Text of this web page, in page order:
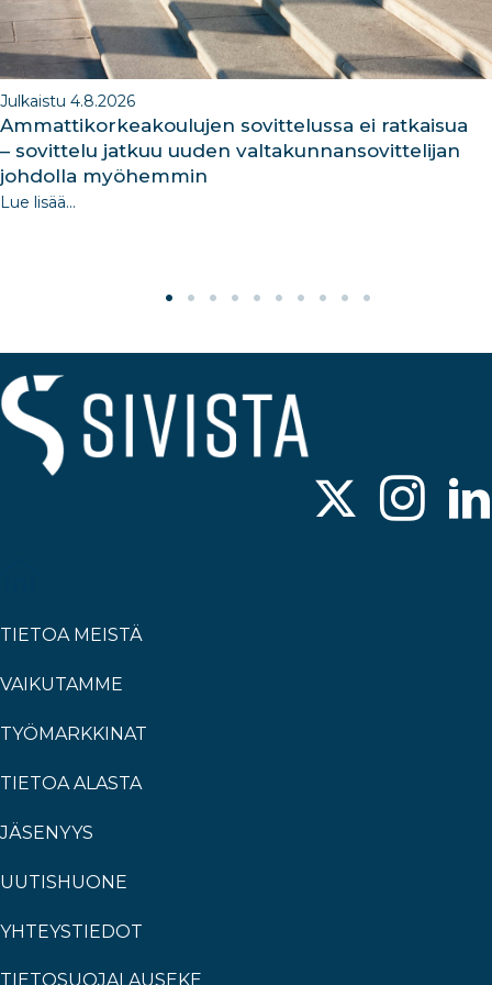
Julkaistu 4.8.2026
Ammattikorkeakoulujen sovittelussa ei ratkaisua
– sovittelu jatkuu uuden valtakunnansovittelijan
johdolla myöhemmin
Lue lisää...
TIETOA MEISTÄ
VAIKUTAMME
TYÖMARKKINAT
TIETOA ALASTA
JÄSENYYS
UUTISHUONE
YHTEYSTIEDOT
TIETOSUOJALAUSEKE